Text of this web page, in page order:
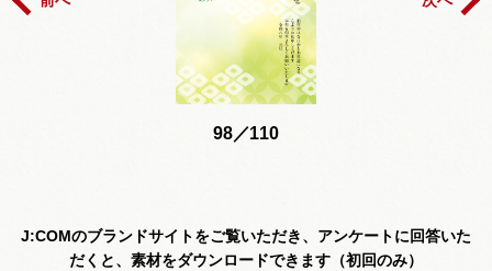
98／110
J:COMのブランドサイトをご覧いただき、 アンケートに回答いた
だくと、素材をダウンロードできます（初回のみ）